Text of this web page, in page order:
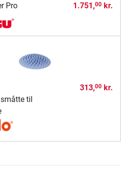
Pro 1.751,00kr.
til
313,00kr.